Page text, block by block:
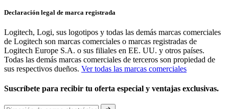
Declaración legal de marca registrada
Logitech, Logi, sus logotipos y todas las demás marcas comerciales
de Logitech son marcas comerciales o marcas registradas de
Logitech Europe S.A. o sus filiales en EE. UU. y otros países.
Todas las demás marcas comerciales de terceros son propiedad de
sus respectivos dueños. Ver todas las marcas comerciales
Suscríbete para recibir tu oferta especial y ventajas exclusivas.